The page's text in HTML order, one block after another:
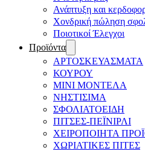
Ανάπτυξη και
Χονδρική πώληση
Ποιοτικοί Έλεγχοι
Προϊόντα
ΑΡΤΟΣΚΕΥΑΣΜΑΤΑ
ΚΟΥΡΟΥ
ΜΙΝΙ ΜΟΝΤΕΛΑ
ΝΗΣΤΙΣΙΜΑ
ΣΦΟΛΙΑΤΟΕΙΔΗ
ΠΙΤΣΕΣ-ΠΕΪΝΙΡΛΙ
ΧΕΙΡΟΠΟΙΗΤΑ
ΧΩΡΙΑΤΙΚΕΣ ΠΙΤΕΣ